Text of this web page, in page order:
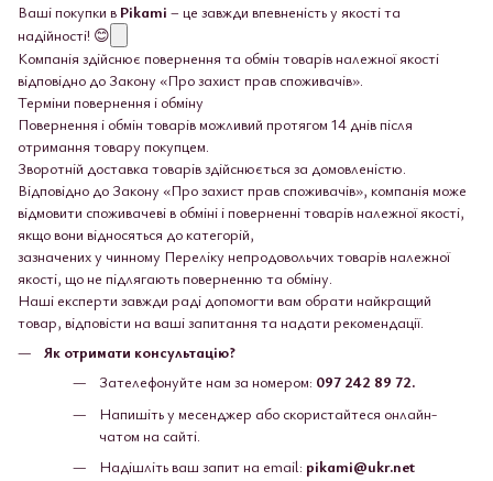
Ваші покупки в Pikami – це завжди впевненість у якості та
надійності! 😊
Компанія здійснює повернення та обмін товарів належної якості
відповідно до Закону «Про захист прав споживачів».
Терміни повернення і обміну
Повернення і обмін товарів можливий протягом 14 днів після
отримання товару покупцем.
Зворотній доставка товарів здійснюється за домовленістю.
Відповідно до Закону «Про захист прав споживачів», компанія може
відмовити споживачеві в обміні і поверненні товарів належної якості,
якщо вони відносяться до категорій,
зазначених у чинному Переліку непродовольчих товарів належної
якості, що не підлягають поверненню та обміну.
Наші експерти завжди раді допомогти вам обрати найкращий
товар, відповісти на ваші запитання та надати рекомендації.
Як отримати консультацію?
Зателефонуйте нам за номером: 097 242 89 72.
Напишіть у месенджер або скористайтеся онлайн-
чатом на сайті.
Надішліть ваш запит на email: pikami@ukr.net